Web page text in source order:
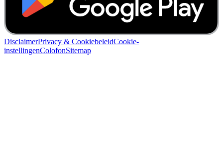
DisclaimerPrivacy & CookiebeleidCookie-
instellingenColofonSitemap